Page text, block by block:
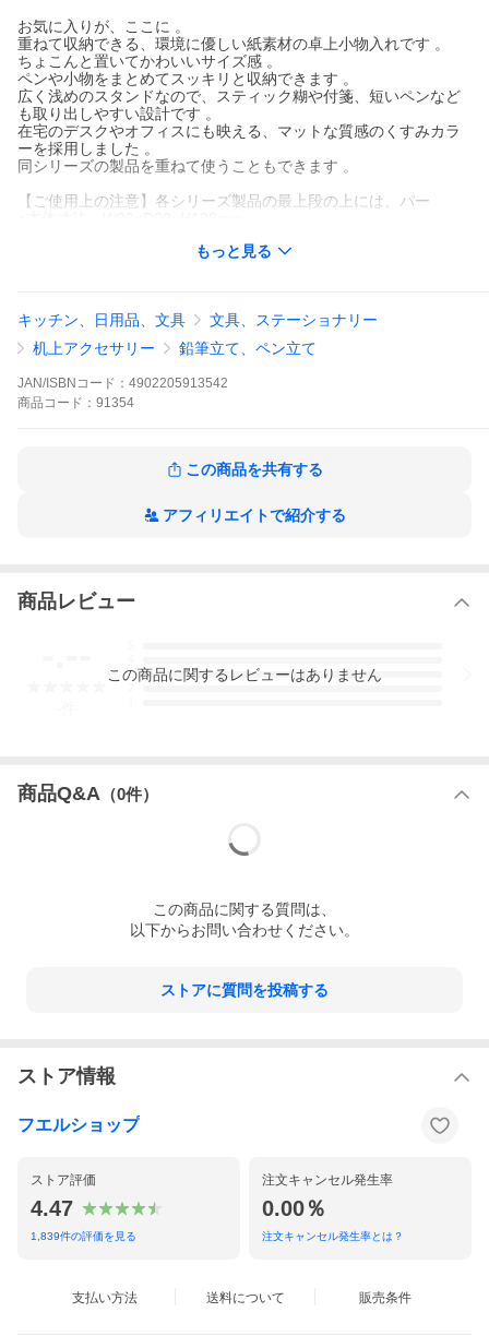
お気に入りが、ここに 。
重ねて収納できる、環境に優しい紙素材の卓上小物入れです 。
ちょこんと置いてかわいいサイズ感 。
ペンや小物をまとめてスッキリと収納できます 。
広く浅めのスタンドなので、スティック糊や付箋、短いペンなど
も取り出しやすい設計です 。
在宅のデスクやオフィスにも映える、マットな質感のくすみカラ
ーを採用しました 。
同シリーズの製品を重ねて使うこともできます 。
【ご使用上の注意】各シリーズ製品の最上段の上には、パー
●ボックス内寸：約W78×D78×H44mm
もっと見る
キッチン、日用品、文具
文具、ステーショナリー
机上アクセサリー
鉛筆立て、ペン立て
JAN/ISBNコード： 4902205913542
商品 コード： 91354
この商品を共有する
アフィリエイトで紹介する
商品レビュー
3
この商品に関するレビューはありません
商品Q&A （0件）
この商品に関する質問は、
以下からお問い合わせください。
ストアに質問を投稿する
ストア情報
フエルショップ
ストア評価
4.47
1,839件の評価を見る
注文キャンセル発生率
0.00％
注文キャンセル発生率とは？
支払い方法 送料について 販売条件